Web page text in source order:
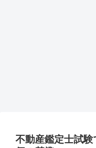
不動産鑑定士試験